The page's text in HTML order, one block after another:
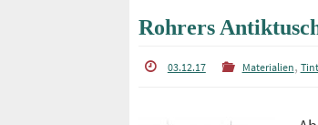
Rohrers
03.12.17 Materialien,